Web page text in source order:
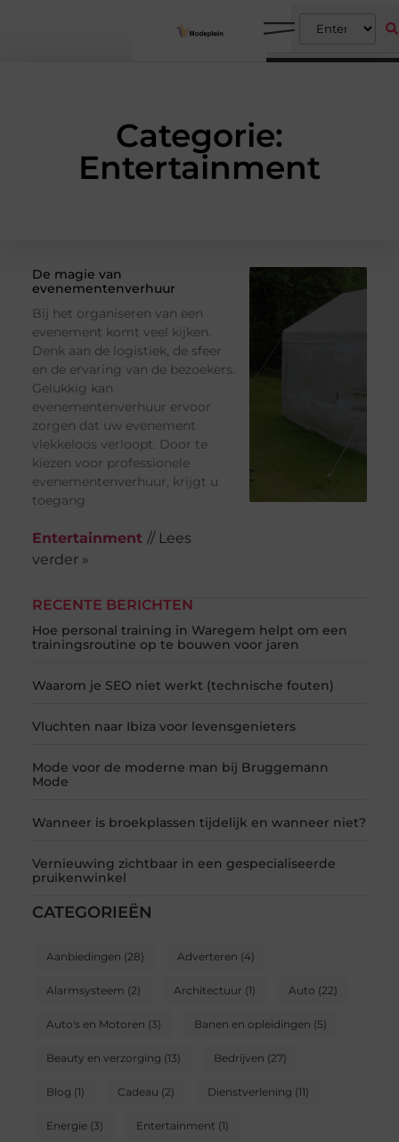
Categorie:
Entertainment
RECENTE BERICHTEN
Hoe personal training in Waregem helpt om een
trainingsroutine op te bouwen voor jaren
Waarom je SEO niet werkt (technische fouten)
Vluchten naar Ibiza voor levensgenieters
Mode voor de moderne man bij Bruggemann
Mode
Wanneer is broekplassen tijdelijk en wanneer niet?
Vernieuwing zichtbaar in een gespecialiseerde
pruikenwinkel
CATEGORIEËN
Aanbiedingen (28) Adverteren (4)
Alarmsysteem (2) Architectuur (1) Auto (22)
Auto's en Motoren (3) Banen en opleidingen (5)
Beauty en verzorging (13) Bedrijven (27)
Blog (1) Cadeau (2) Dienstverlening (11)
Energie(3) Entertainment (1)
De magie van
evenementenverhuur
Bij het organiseren van een
evenement komt veel kijken.
Denk aan de logistiek, de sfeer
en de ervaring van de bezoekers.
Gelukkig kan
evenementenverhuur ervoor
zorgen dat uw evenement
vlekkeloos verloopt. Door te
kiezen voor professionele
evenementenverhuur, krijgt u
toegang
Entertainment // Lees
verder »